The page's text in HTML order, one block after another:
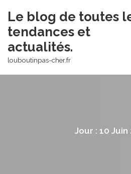
content
Le blog de toutes
tendances et
actualités.
louboutinpas-cher.fr
Jour : 10 Juin